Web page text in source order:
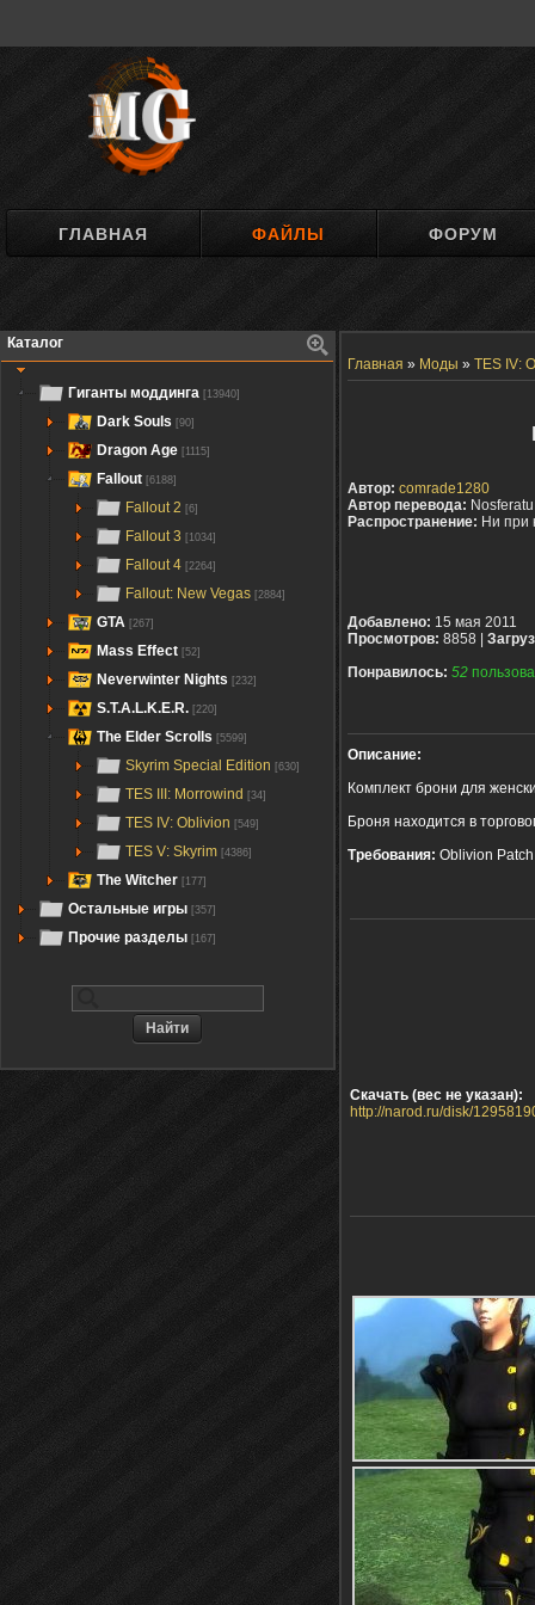
ГЛАВНАЯ ФАЙЛЫ ФОРУМ
Каталог
Гиганты моддинга [13940]
Dark Souls [90]
Dragon Age [1115]
Fallout [6188]
Fallout 2 [6]
Fallout 3 [1034]
Fallout 4 [2264]
Fallout: New Vegas [2884]
GTA [267]
Mass Effect [52]
Neverwinter Nights [232]
S.T.A.L.K.E.R. [220]
The Elder Scrolls [5599]
Skyrim Special Edition [630]
TES III: Morrowind [34]
TES IV: Oblivion [549]
TES V: Skyrim [4386]
The Witcher [177]
Остальные игры [357]
Прочие разделы [167]
Главная » Моды » TES IV:
Автор: comrade1280
Автор перевода: Nosferatu
Распространение: Ни при
Добавлено: 15 мая 2011
Просмотров: 8858 |
Понравилось: 52
Описание:
Комплект брони для
Броня находится в
Требования: Oblivion
Скачать (вес не указан):
http://narod.ru/disk/